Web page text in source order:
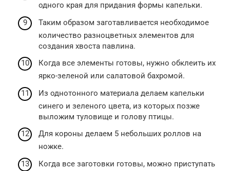
одного края для придания формы капельки.
Таким образом заготавливается необходимое
количество разноцветных элементов для
создания хвоста павлина.
Когда все элементы готовы, нужно обклеить их
ярко-зеленой или салатовой бахромой.
Из однотонного материала делаем капельки
синего и зеленого цвета, из которых позже
выложим туловище и голову птицы.
Для короны делаем 5 небольших роллов на
ножке.
Когда все заготовки готовы, можно приступать